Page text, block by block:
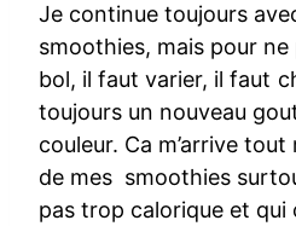
Je continue toujours
smoothies, mais pour
bol, il faut varier, il faut
toujours un nouveau
couleur. Ca m’arrive
de mes smoothies
pas trop calorique et qui